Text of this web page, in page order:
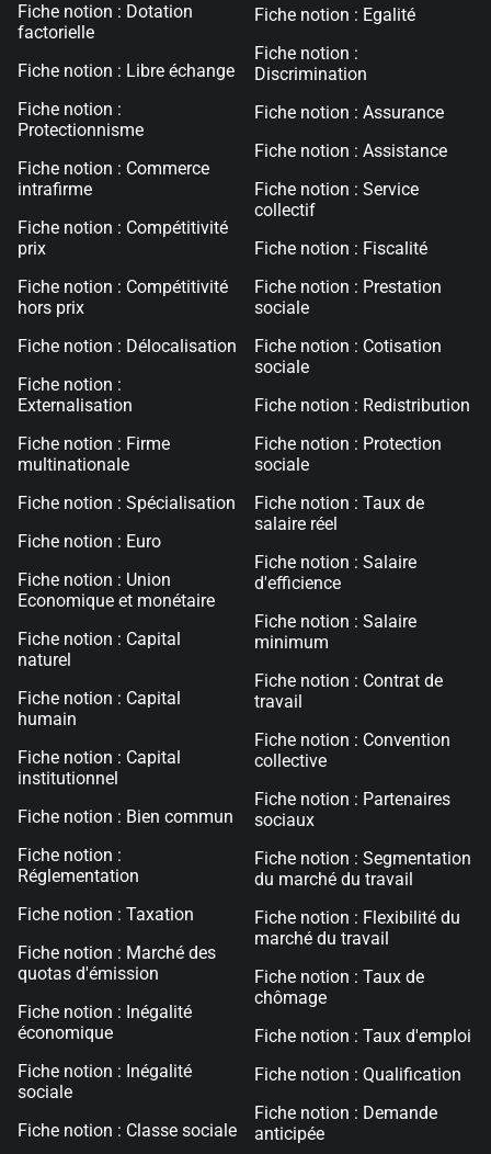
Fiche notion : Dotation
factorielle
Fiche notion : Libre échange
Fiche notion :
Protectionnisme
Fiche notion : Commerce
intrafirme
Fiche notion : Compétitivité
prix
Fiche notion : Compétitivité
hors prix
Fiche notion : Délocalisation
Fiche notion :
Externalisation
Fiche notion : Firme
multinationale
Fiche notion : Spécialisation
Fiche notion : Euro
Fiche notion : Union
Economique et monétaire
Fiche notion : Capital
naturel
Fiche notion : Capital
humain
Fiche notion : Capital
institutionnel
Fiche notion : Bien commun
Fiche notion :
Réglementation
Fiche notion : Taxation
Fiche notion : Marché des
quotas d'émission
Fiche notion : Inégalité
économique
Fiche notion : Inégalité
sociale
Fiche notion : Classe sociale
Fiche notion : Egalité
Fiche notion :
Discrimination
Fiche notion : Assurance
Fiche notion : Assistance
Fiche notion : Service
collectif
Fiche notion : Fiscalité
Fiche notion : Prestation
sociale
Fiche notion : Cotisation
sociale
Fiche notion : Redistribution
Fiche notion : Protection
sociale
Fiche notion : Taux de
salaire réel
Fiche notion : Salaire
d'efficience
Fiche notion : Salaire
minimum
Fiche notion : Contrat de
travail
Fiche notion : Convention
collective
Fiche notion : Partenaires
sociaux
Fiche notion : Segmentation
du marché du travail
Fiche notion : Flexibilité du
marché du travail
Fiche notion : Taux de
chômage
Fiche notion : Taux d'emploi
Fiche notion : Qualification
Fiche notion : Demande
anticipée